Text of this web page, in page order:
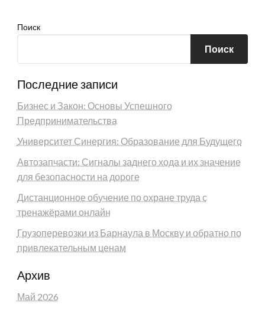
Поиск
Поиск
Последние записи
Бизнес и Закон: Основы Успешного
Предпринимательства
Университет Синергия: Образование для Будущего
Автозапчасти: Сигналы заднего хода и их значение
для безопасности на дороге
Дистанционное обучение по охране труда с
тренажёрами онлайн
Грузоперевозки из Барнаула в Москву и обратно по
привлекательным ценам
Архив
Май 2026